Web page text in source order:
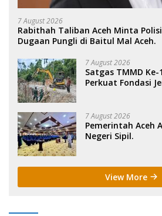
7 August 2026
Rabithah Taliban Aceh Minta
Dugaan Pungli di Baitul Mal Aceh.
7 August 2026
Satgas TMMD
Perkuat Fondasi
7 August 2026
Pemerintah Aceh
Negeri Sipil.
View More